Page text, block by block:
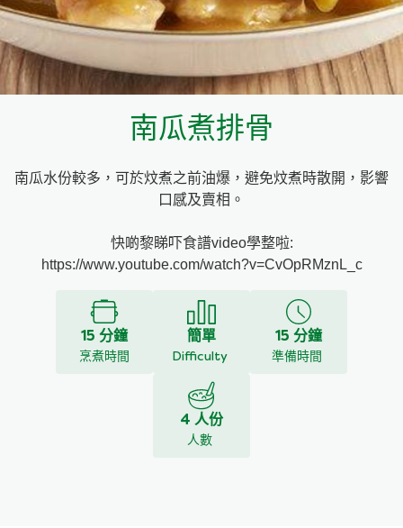
家樂牌快熟通心粉
家樂牌鮮露
家樂牌雞湯粒
家樂牌純鮮清雞湯
南瓜煮排骨
南瓜水份較多，可於炆煮之前油爆，避免炆煮時散開，影響
口感及賣相。
快啲黎睇吓食譜video學整啦:
https://www.youtube.com/watch?v=CvOpRMznL_c
15 分鐘
烹煮時間
簡單
Difficulty
15 分鐘
準備時間
4 人份
人數